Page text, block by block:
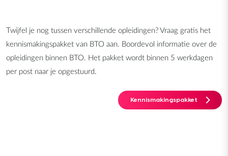
Twijfel je nog tussen verschillende opleidingen? Vraag gratis het
kennismakingspakket van BTO aan. Boordevol informatie over de
opleidingen binnen BTO. Het pakket wordt binnen 5 werkdagen
per post naar je opgestuurd.
Kennismakingspakket